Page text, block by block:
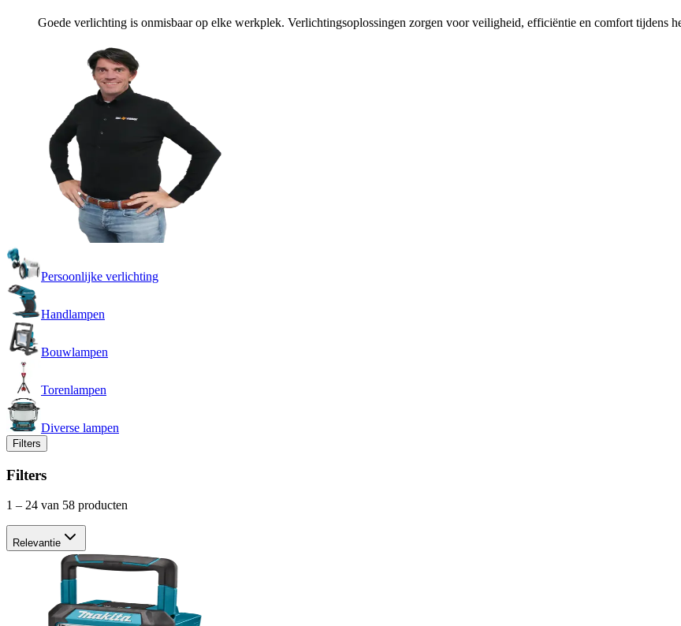
Goede verlichting is onmisbaar op elke werkplek. Verlichtingsoplossingen zorgen voor veiligheid, efficiëntie en comfort tijdens
Persoonlijke verlichting
Handlampen
Bouwlampen
Torenlampen
Diverse lampen
Filters
Filters
1 – 24 van 58 producten
Relevantie